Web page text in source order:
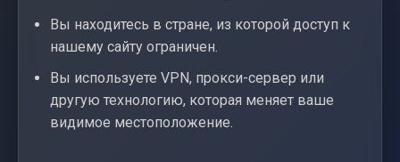
Вы находитесь в стране, из которой доступ к
нашему сайту ограничен.
Вы используете VPN, прокси-сервер или
другую технологию, которая меняет ваше
видимое местоположение.